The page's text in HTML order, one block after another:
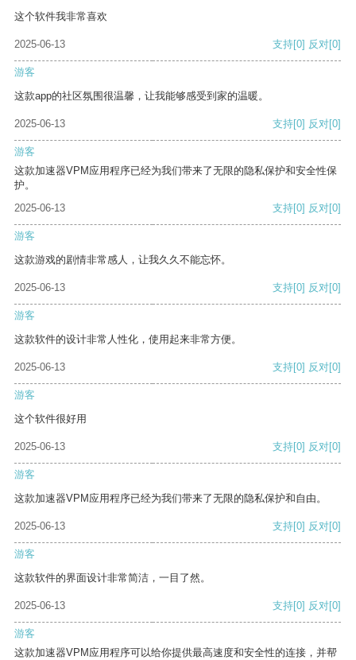
这个软件我非常喜欢
2025-06-13 支持[0] 反对[0]
游客
这款app的社区氛围很温馨，让我能够感受到家的温暖。
2025-06-13 支持[0] 反对[0]
游客
这款加速器VPM应用程序已经为我们带来了无限的隐私保护和安全性保
护。
2025-06-13
支持[0] 反对[0]
游客
这款游戏的剧情非常感人，让我久久不能忘怀。
2025-06-13 支持[0] 反对[0]
游客
这款软件的设计非常人性化，使用起来非常方便。
2025-06-13 支持[0] 反对[0]
游客
这个软件很好用
2025-06-13 支持[0] 反对[0]
游客
这款加速器VPM应用程序已经为我们带来了无限的隐私保护和自由。
2025-06-13 支持[0] 反对[0]
游客
这款软件的界面设计非常简洁，一目了然。
2025-06-13 支持[0] 反对[0]
游客
这款加速器VPM应用程序可以给你提供最高速度和安全性的连接，并帮